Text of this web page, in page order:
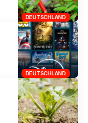
DEUTSCHLAND
DEUTSCHLAND